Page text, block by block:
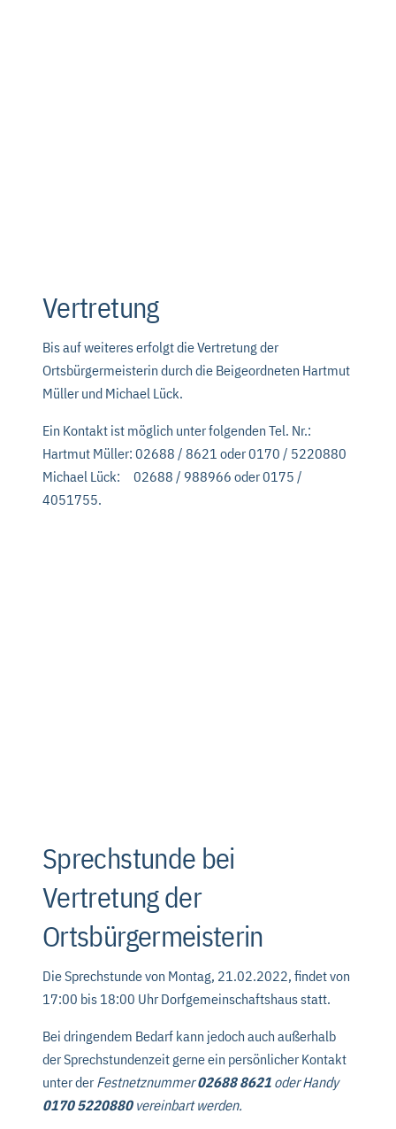
Vertretung
Bis auf weiteres erfolgt die Vertretung der
Ortsbürgermeisterin durch die Beigeordneten Hartmut
Müller und Michael Lück.
Ein Kontakt ist möglich unter folgenden Tel. Nr.:
Hartmut Müller: 02688 / 8621 oder 0170 / 5220880
Michael Lück: 02688 / 988966 oder 0175 /
4051755.
Sprechstunde bei
Vertretung der
Ortsbürgermeisterin
Die Sprechstunde von Montag, 21.02.2022, findet von
17:00 bis 18:00 Uhr Dorfgemeinschaftshaus statt.
Bei dringendem Bedarf kann jedoch auch außerhalb
der Sprechstundenzeit gerne ein persönlicher Kontakt
unter der Festnetznummer02688 8621 oder Handy
0170 5220880 vereinbart werden.